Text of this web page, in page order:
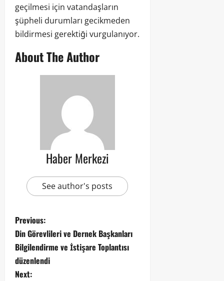
geçilmesi için vatandaşların
şüpheli durumları gecikmeden
bildirmesi gerektiği vurgulanıyor.
About The Author
Haber Merkezi
See author's posts
Previous:
Din Görevlileri ve Dernek Başkanları
Bilgilendirme ve İstişare Toplantısı
düzenlendi
Next: